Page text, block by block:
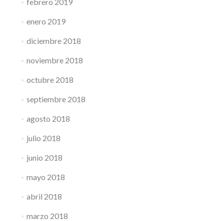
enero 2019
diciembre 2018
noviembre 2018
octubre 2018
septiembre 2018
agosto 2018
julio 2018
junio 2018
mayo 2018
abril 2018
marzo 2018